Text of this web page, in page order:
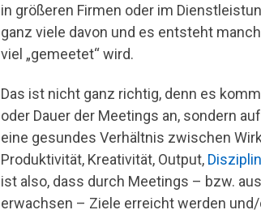
in größeren Firmen oder im
ganz viele davon und es entsteht
viel „gemeetet“ wird.
Das ist nicht ganz richtig, denn es
oder Dauer der Meetings an, sondern
eine gesundes Verhältnis zwischen
Produktivität, Kreativität, Output, Disziplin
ist also, dass durch Meetings – bzw.
erwachsen – Ziele erreicht werden